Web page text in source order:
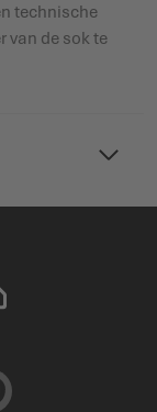
technische
van de sok te